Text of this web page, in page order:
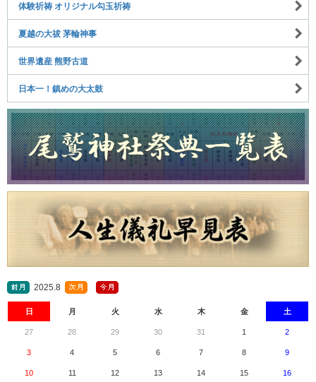
体験祈祷 オリジナル勾玉祈祷
夏越の大祓 茅輪神事
世界遺産 熊野古道
日本一！鎮めの大太鼓
2025.8
日 月 火 水 木 金 土
27 28 29 30 31 1 2
3 4 5 6 7 8 9
10 11 12 13 14 15 16